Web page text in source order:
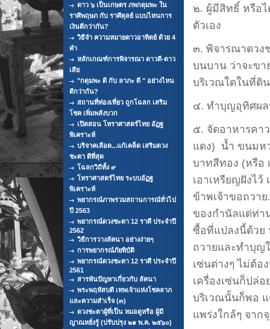
ดาว ๖ เป็นเกษตร ภพกดุมพะ ใน
ราศีพฤษภ กับ ราศีตุลย์ แบบไหนการ
เงินดีกว่ากัน?
วิธีจำ ความหมายดาวอาทิตย์ ด้วย 4
คำ
หลักเกณฑ์การพิจารณา ดาวดี-ดาว
เสีย
"กดุมพะ ดี กับ ลาภะ ดี " อย่างไหน
ดีกว่ากัน?
สถานที่ท่องเที่ยว ถูกโฉลก เสริม
โชค เพิ่มพลังบวก
เปิดสอน โหราศาสตร์ไทย อัฏฐ
พิเคราะห์
บริจาคเลือด...แก้เคล็ด เสริมดวง
ชะตา ดีที่สุด
โฉลกวิถีทั้ง ๙
โหราศาสตร์ไทย ระบบอัฏฐ
พิเคราะห์
พยากรณ์ภาพรวมสถานการณ์ทั่วไป
ปี 2563
พยากรณ์ดวงชะตา 12 ราศี ประจำปี
2562
วิธีการวางลัคนา อย่างง่ายๆ
การพยากรณ์ภัยพิบัติ
พยากรณ์ดวงชะตา 12 ราศี ประจำปี
2561
สารพันปัญหาเกี่ยวกับ ลัคนา
พระพฤหัสบดี เทพเจ้าแห่งโชคลาภ
และความสำเร็จ (๓)
ดวงชะตาผู้ที่เป็น หมอดูหรือ ผู้มี
ญาณหยั่งรู้ (ปรับปรุง ๒๑ พ.ค. ๒๕๖๐)
๒. ผู้มีสิทธิ์ หรือไ
ตัวเอง
๓. พิจารณาดวง
บนบาน ว่าจะข
บริเวณใดในที่ดิ
๔. ทำบุญอุทิศผล
๕. จัดอาหารคา
แดง) น้ำ ขนมห
บาทสีทอง (หรือ
เอาเหรียญฝังไ
ข้าพเจ้าขอถวา
ของกำนัลแด่ท่า
ซื้อที่แปลงนี้ด้วย
ถวายและทำบุญ
เซ่นต่างๆ ไม่ต้อ
เครื่องเซ่นก็ปล่
บริเวณนั้นก็พอ แ
แพร่งใกล้ๆ จาก